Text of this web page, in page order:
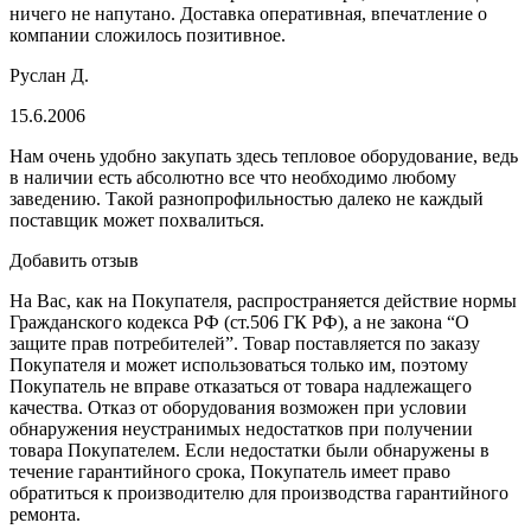
ничего не напутано. Доставка оперативная, впечатление о
компании сложилось позитивное.
Руслан Д.
15.6.2006
Нам очень удобно закупать здесь тепловое оборудование, ведь
в наличии есть абсолютно все что необходимо любому
заведению. Такой разнопрофильностью далеко не каждый
поставщик может похвалиться.
Добавить отзыв
На Вас, как на Покупателя, распространяется действие нормы
Гражданского кодекса РФ (ст.506 ГК РФ), а не закона “О
защите прав потребителей”. Товар поставляется по заказу
Покупателя и может использоваться только им, поэтому
Покупатель не вправе отказаться от товара надлежащего
качества. Отказ от оборудования возможен при условии
обнаружения неустранимых недостатков при получении
товара Покупателем. Если недостатки были обнаружены в
течение гарантийного срока, Покупатель имеет право
обратиться к производителю для производства гарантийного
ремонта.